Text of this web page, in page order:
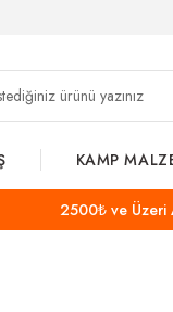
KAMP
2500₺ ve Üzeri